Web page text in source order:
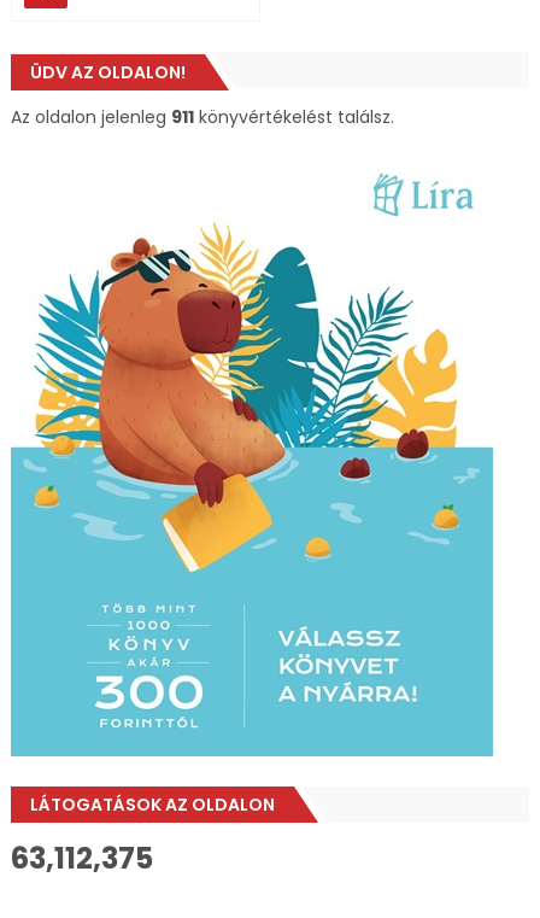
ÜDV AZ OLDALON!
Az oldalon jelenleg 911könyvértékelést találsz.
LÁTOGATÁSOK AZ OLDALON
63,112,375